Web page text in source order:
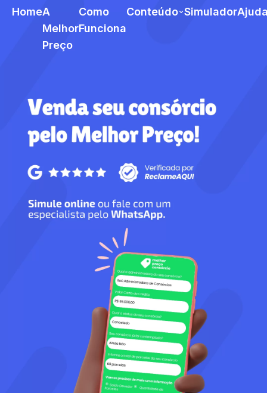
HomeA
Melhor
Preço
Como
Funciona
Conteúdo Simulador